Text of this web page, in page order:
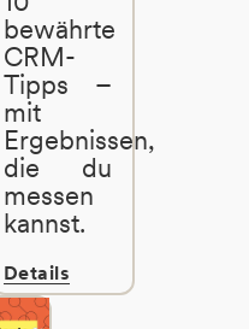
bewährte
CRM-
Tipps –
mit
Ergebnissen,
die du
messen
kannst.
Details